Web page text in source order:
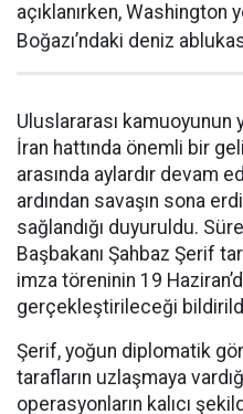
açıklanırken, Washington
Boğazı’ndaki deniz
Uluslararası kamuoyunun
İran hattında önemli bir
arasında aylardır devam
ardından savaşın sona
sağlandığı duyuruldu.
Başbakanı Şahbaz Şerif
imza töreninin 19
gerçekleştirileceği
Şerif, yoğun diplomatik
tarafların uzlaşmaya
operasyonların kalıcı